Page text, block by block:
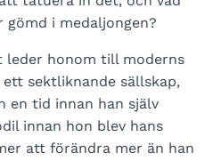
gömd i medaljongen?
leder honom till moderns
sektliknande sällskap,
en tid innan han själv
innan hon blev hans
att förändra mer än han